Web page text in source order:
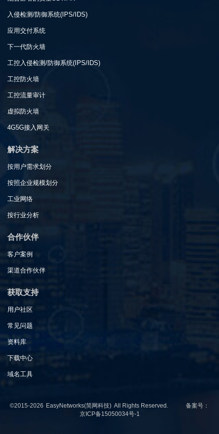
入侵检测/防御系统(IPS/IDS)
应用交付系统
下一代防火墙
工控入侵检测/防御系统(IPS/IDS)
工控防火墙
工控流量审计
虚拟防火墙
4G5G接入网关
解决方案
按用户需求划分
按照企业规模划分
工业网络
按行业分析
合作伙伴
客户案例
渠道合作伙伴
获取支持
用户社区
常见问题
资料库
下载中心
域名工具
©2015-2026 EasyNetworks(简网科技) All Rights Reserved. 备案号：
京ICP备15050034号-1